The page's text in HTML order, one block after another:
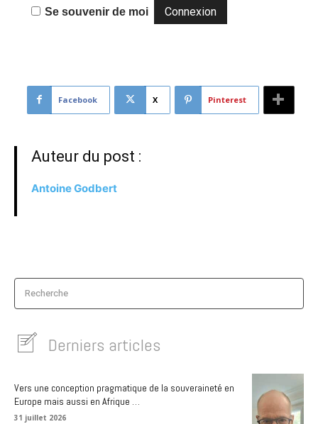
Se souvenir de moi
Facebook X Pinterest
Auteur du post :
Antoine Godbert
Recherche
Derniers articles
Vers une conception pragmatique de la souveraineté en
Europe mais aussi en Afrique …
31 juillet 2026